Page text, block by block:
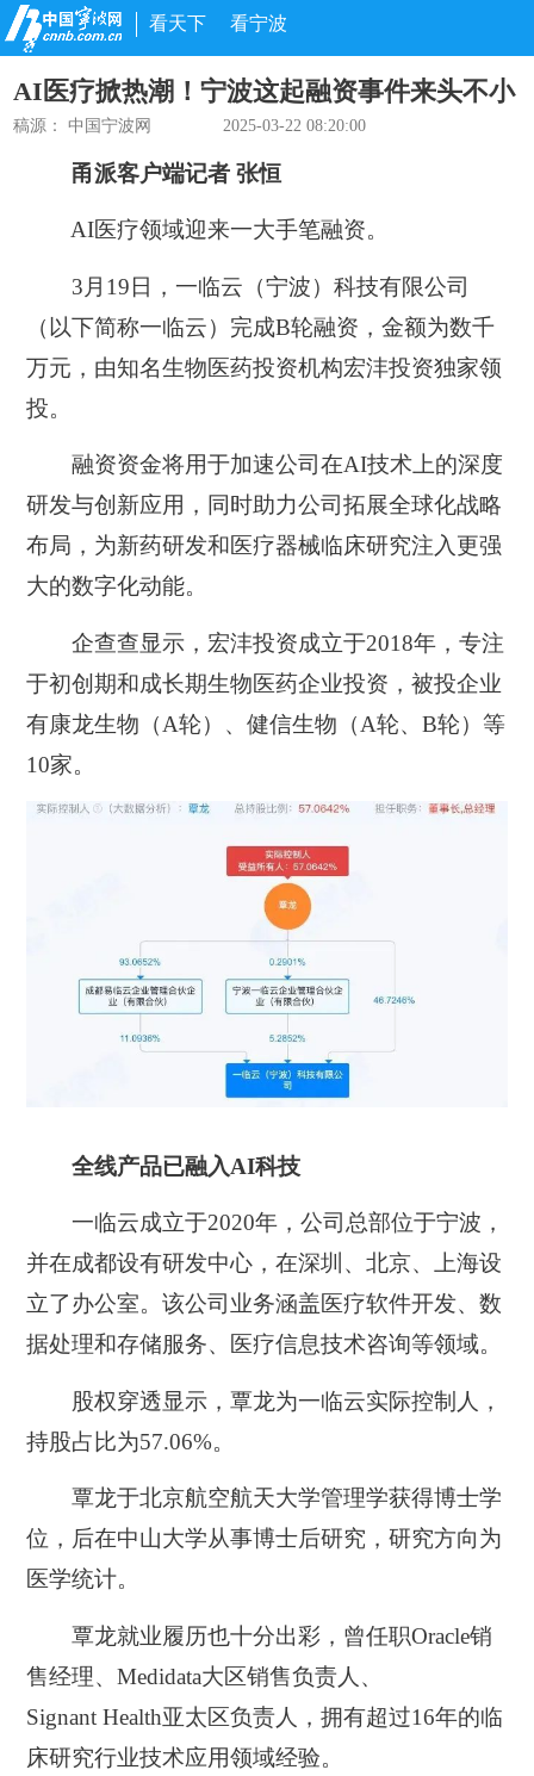
看天下 看宁波
AI医疗掀热潮！宁波这起融资事件来头不小
稿源： 中国宁波网 2025-03-22 08:20:00
甬派客户端记者 张恒
AI医疗领域迎来一大手笔融资。
3月19日，一临云（宁波）科技有限公司
（以下简称一临云）完成B轮融资，金额为数千
万元， 由知名生物医药投资机构宏沣投资独家领
投。
融资资金将用于加速公司在AI技术上的深度
研发与创新应用，同时助力公司拓展全球化战略
布局，为新药研发和医疗器械临床研究注入更强
大的数字化动能。
企查查显示，宏沣投资成立于2018年，专注
于初创期和成长期生物医药企业投资，被投企业
有康龙生物（A轮）、健信生物（A轮、B轮）等
10家。
全线产品已融入AI科技
一临云成立于2020年，公司总部位于宁波，
并在成都设有研发中心，在深圳、北京、上海设
立了办公室。该公司业务涵盖医疗软件开发、数
据处理和存储服务、医疗信息技术咨询等领域。
股权穿透显示，覃龙为一临云实际控制人，
持股占比为57.06%。
覃龙于北京航空航天大学管理学获得博士学
位，后在中山大学从事博士后研究，研究方向为
医学统计。
覃龙就业履历也十分出彩，曾任职Oracle销
售经理、Medidata大区销售负责人、
Signant Health亚太区负责人，拥有超过16年的临
床研究行业技术应用领域经验。